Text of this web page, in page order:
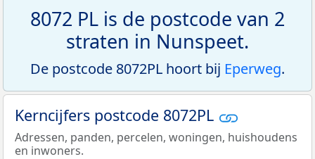
8072 PL is de postcode van 2
straten in Nunspeet.
De postcode 8072PL hoort bij Eperweg.
Kerncijfers postcode 8072PL
Adressen, panden, percelen, woningen, huishoudens
en inwoners.